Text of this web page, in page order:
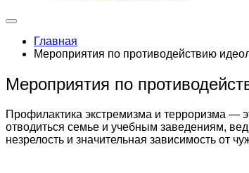
Главная
Мероприятия по противодействию
Мероприятия по
Профилактика экстремизма и терроризма —
отводиться семье и учебным заведениям,
незрелость и значительная зависимость от